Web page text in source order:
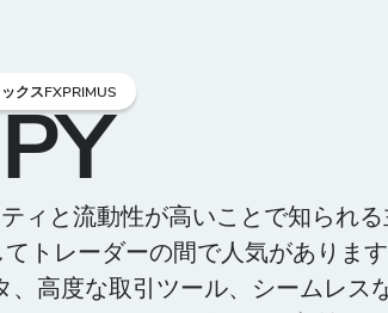
クスFXPRIMUS
ィと流動性が高いことで知られ
トレーダーの間で人気があります
、高度な取引ツール、シームレス